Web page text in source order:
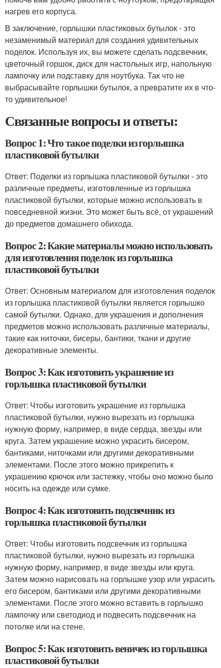
нагрев его корпуса.
В заключение, горлышки пластиковых бутылок - это
незаменимый материал для создания удивительных
поделок. Используя их, вы можете сделать подсвечник,
цветочный горшок, диск для настольных игр, напольную
лампочку или подставку для ноутбука. Так что не
выбрасывайте горлышки бутылок, а превратите их в что-
то удивительное!
Связанные вопросы и ответы:
Вопрос 1: Что такое поделки из горлышка
пластиковой бутылки
Ответ: Поделки из горлышка пластиковой бутылки - это
различные предметы, изготовленные из горлышка
пластиковой бутылки, которые можно использовать в
повседневной жизни. Это может быть всё, от украшений
до предметов домашнего обихода.
Вопрос 2: Какие материалы можно использовать
для изготовления поделок из горлышка
пластиковой бутылки
Ответ: Основным материалом для изготовления поделок
из горлышка пластиковой бутылки является горлышко
самой бутылки. Однако, для украшения и дополнения
предметов можно использовать различные материалы,
такие как ниточки, бисеры, бантики, ткани и другие
декоративные элементы.
Вопрос 3: Как изготовить украшение из
горлышка пластиковой бутылки
Ответ: Чтобы изготовить украшение из горлышка
пластиковой бутылки, нужно вырезать из горлышка
нужную форму, например, в виде сердца, звезды или
круга. Затем украшение можно украсить бисером,
бантиками, ниточками или другими декоративными
элементами. После этого можно прикрепить к
украшению крючок или застежку, чтобы оно можно было
носить на одежде или сумке.
Вопрос 4: Как изготовить подсвечник из
горлышка пластиковой бутылки
Ответ: Чтобы изготовить подсвечник из горлышка
пластиковой бутылки, нужно вырезать из горлышка
нужную форму, например, в виде звезды или круга.
Затем можно нарисовать на горлышке узор или украсить
его бисером, бантиками или другими декоративными
элементами. После этого можно вставить в горлышко
лампочку или светодиод и подвесить подсвечник на
потолке или на стене.
Вопрос 5: Как изготовить веничек из горлышка
пластиковой бутылки